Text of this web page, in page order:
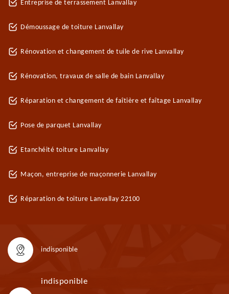
Entreprise de terrassement Lanvallay
Démoussage de toiture Lanvallay
Rénovation et changement de tuile de rive Lanvallay
Rénovation, travaux de salle de bain Lanvallay
Réparation et changement de faîtière et faîtage Lanvallay
Pose de parquet Lanvallay
Etanchéité toiture Lanvallay
Maçon, entreprise de maçonnerie Lanvallay
Réparation de toiture Lanvallay 22100
indisponible
indisponible